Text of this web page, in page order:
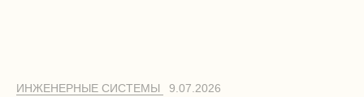
ИНЖЕНЕРНЫЕ СИСТЕМЫ 9.07.2026